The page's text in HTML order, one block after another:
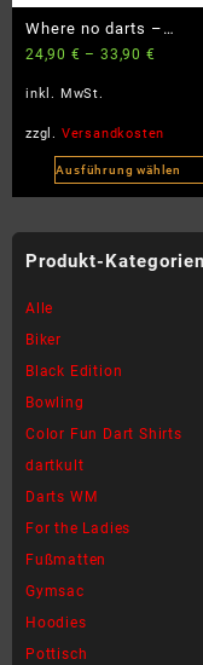
Produktseite
gewählt
werden
Where no darts –
BlackEdition – BigSize
24,90 € –33,90 €
inkl. MwSt.
zzgl. Versandkosten
Ausführung wählen
Dieses
mehrere
Die
Optionen
können
Produktseite
gewählt
werden
Produkt-Kategorien
Alle
Biker
Black Edition
Bowling
Color Fun Dart Shirts
dartkult
Darts WM
For the Ladies
Fußmatten
Gymsac
Hoodies
Pottisch